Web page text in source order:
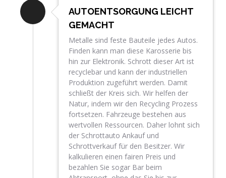
AUTOENTSORGUNG LEICHT
GEMACHT
Metalle sind feste Bauteile jedes Autos.
Finden kann man diese Karosserie bis
hin zur Elektronik. Schrott dieser Art ist
recyclebar und kann der industriellen
Produktion zugeführt werden. Damit
schließt der Kreis sich. Wir helfen der
Natur, indem wir den Recycling Prozess
fortsetzen. Fahrzeuge bestehen aus
wertvollen Ressourcen. Daher lohnt sich
der Schrottauto Ankauf und
Schrottverkauf für den Besitzer. Wir
kalkulieren einen fairen Preis und
bezahlen Sie sogar Bar beim